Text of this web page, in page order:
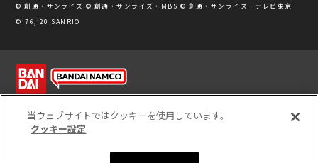
© 創通・サンライズ © 創通・サンライズ・MBS © 創通・サンライズ・テレビ東京
©’76,’20 SANRIO
※写真のため、実際の商品と多少カラーが異なる場合があります。
Unauthorized use or reproduction of materials contained in this page is
当ウェブサイトではクッキーを使用しています。
クッキー設定